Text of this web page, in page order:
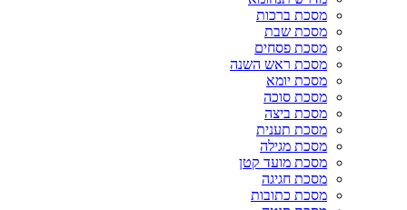
מסכת ברכות
מסכת שבת
מסכת פסחים
מסכת ראש השנה
מסכת יומא
מסכת סוכה
מסכת ביצה
מסכת תענית
מסכת מגילה
מסכת מועד קטן
מסכת חגיגה
מסכת כתובות